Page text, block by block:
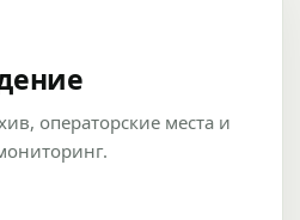
операторские места и